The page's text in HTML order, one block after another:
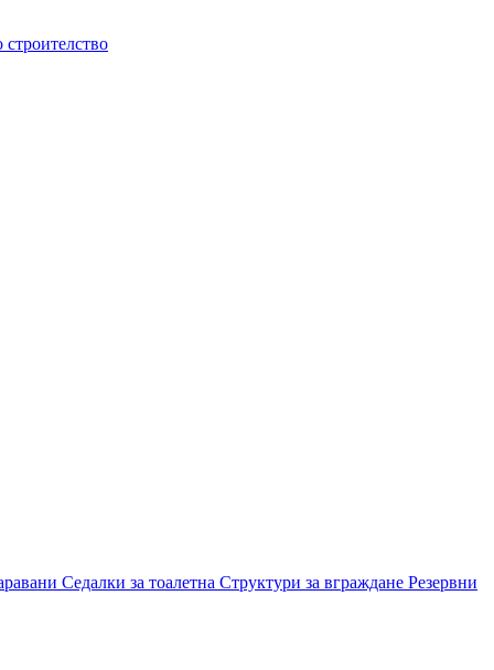
строителство
Седалки за тоалетна Структури за вграждане Резервни